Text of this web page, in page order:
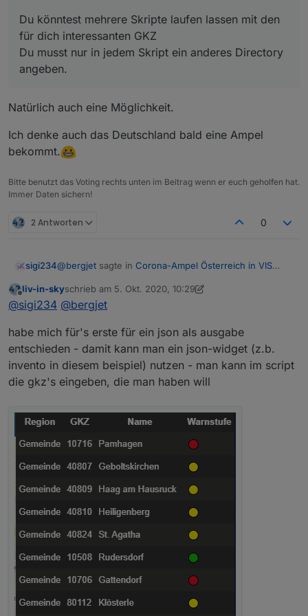
Du könntest mehrere Skripte laufen lassen mit den
für dich interessanten GKZ
Du musst nur in jedem Skript ein anderes Directory
angeben.
Natürlich auch eine Möglichkeit.
Ich denke auch das Deutschland bald eine Ampel
bekommt.
Bitte benutzt das Voting rechts unten im Beitrag wenn er euch geholfen hat.
Immer Daten sichern!
2 Antworten 0
sigi234@bergjet sagte in Corona-Ampel Österreich in VIS
@sigi234
reicht eigentlich die Umgebung
Du könntest mehrere Skripte laufen lassen mit
Du musst nur in jedem Skript ein anderes
Directory angeben.
Natürlich auch eine Möglichkeit.
Ich denke auch das Deutschland bald eine Ampel
bekommt.
Offline
liv-in-skyschrieb am 5. Okt. 2020, 10:29
zuletzt editiert von liv-in-sky10. Mai 2020, 12:36
@sigi234 @bergjet
habe mich für's erste für ein json als ausgabe
entschieden - damit kann man ein json-widget (z.b.
invento in diesem beispiel) nutzen - man kann im script
die gkz's eingeben, die man haben will